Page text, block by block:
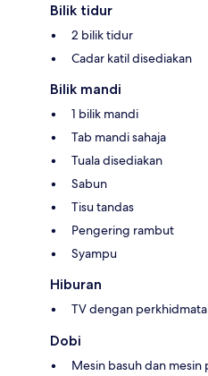
Bilik tidur
2 bilik tidur
Cadar katil disediakan
Bilik mandi
1 bilik mandi
Tab mandi sahaja
Tuala disediakan
Sabun
Tisu tandas
Pengering rambut
Syampu
Hiburan
TV dengan
Dobi
Mesin basuh dan